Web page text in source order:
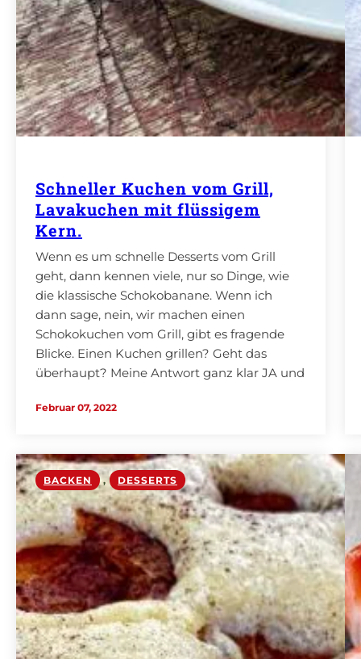
Schneller Kuchen vom Grill,
Lavakuchen mit flüssigem
Kern.
Wenn es um schnelle Desserts vom Grill
geht, dann kennen viele, nur so Dinge, wie
die klassische Schokobanane. Wenn ich
dann sage, nein, wir machen einen
Schokokuchen vom Grill, gibt es fragende
Blicke. Einen Kuchen grillen? Geht das
überhaupt? Meine Antwort ganz klar JA und
diesem Beitrag.…
Februar 07, 2022
BACKEN , DESSERTS